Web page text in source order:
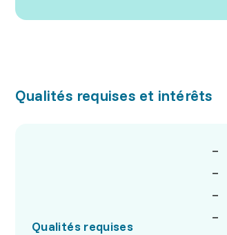
Qualités requises et intérêts
Qualités requises